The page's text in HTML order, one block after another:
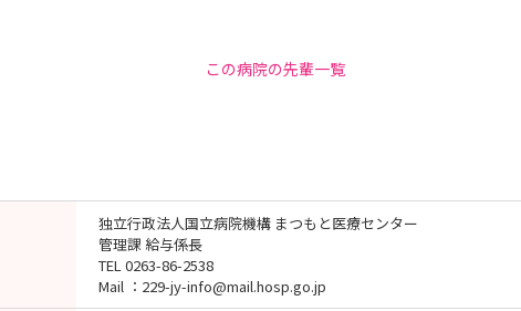
この病院の先輩一覧
独立行政法人国立病院機構 まつもと医療センター
管理課 給与係長
TEL 0263-86-2538
Mail ：229-jy-info@mail.hosp.go.jp